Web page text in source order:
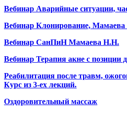
Вебинар Аварийные ситуации,
Вебинар Клонирование,
Вебинар СанПиН Мамаева Н.Н.
Вебинар Терапия акне с позиции
Реабилитация после травм,
Курс из 3-ех лекций.
Оздоровительный массаж